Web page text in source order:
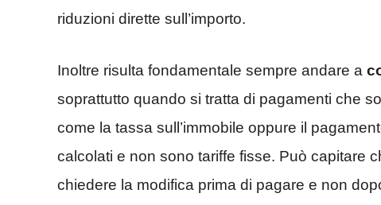
riduzioni dirette sull’importo.
Inoltre risulta fondamentale sempre andare a
soprattutto quando si tratta di pagamenti che
come la tassa sull’immobile oppure il
calcolati e non sono tariffe fisse. Può capitare
chiedere la modifica prima di pagare e non